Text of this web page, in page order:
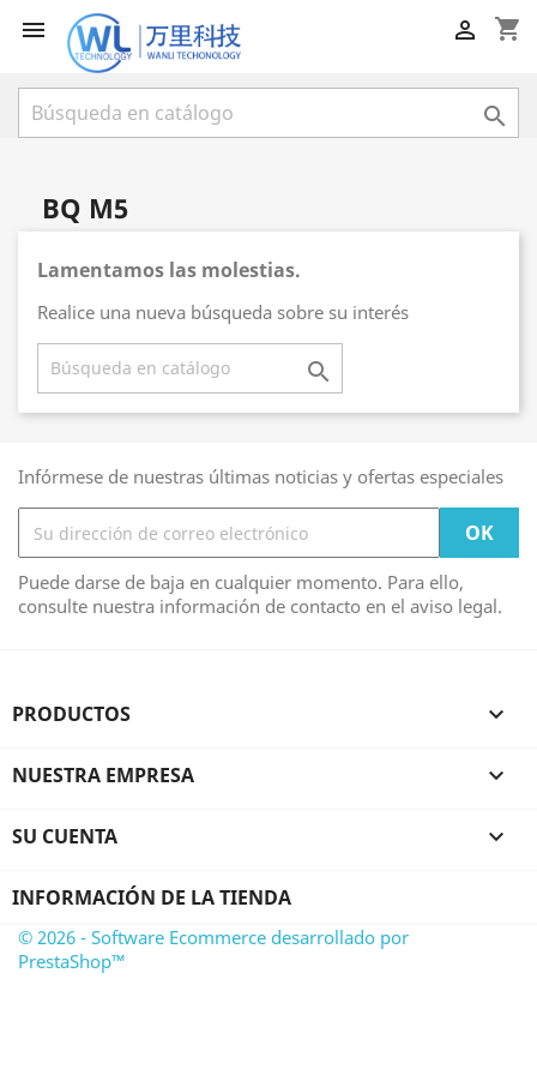
 shopping_cart


BQ M5
Lamentamos las molestias.
Realice una nueva búsqueda sobre su interés

Infórmese de nuestras últimas noticias y ofertas especiales
Puede darse de baja en cualquier momento. Para ello,
consulte nuestra información de contacto en el aviso legal.
PRODUCTOS 
NUESTRA EMPRESA 
SU CUENTA 
INFORMACIÓN DE LA TIENDA
© 2026 - Software Ecommerce desarrollado por
PrestaShop™